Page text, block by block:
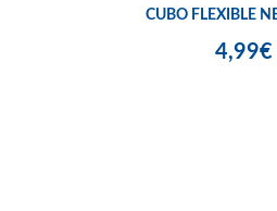
CUBO FLEXIBLE
4,99€